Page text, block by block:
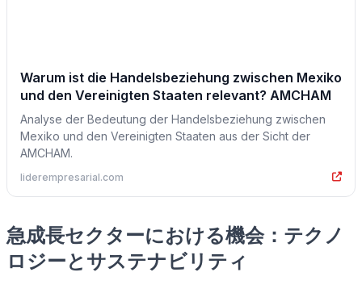
Warum ist die Handelsbeziehung zwischen Mexiko
und den Vereinigten Staaten relevant? AMCHAM
Analyse der Bedeutung der Handelsbeziehung zwischen
Mexiko und den Vereinigten Staaten aus der Sicht der
AMCHAM.
liderempresarial.com
急成長セクターにおける機会：テクノ
ロジーとサステナビリティ